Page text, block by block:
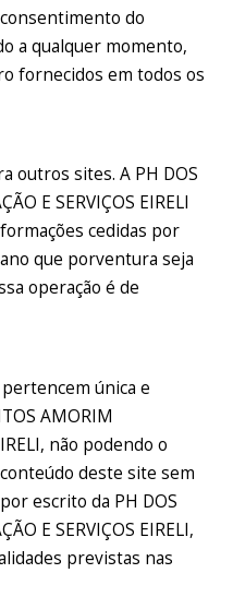
do
a qualquer momento,
fornecidos em todos os
outros sites. A PH DOS
E SERVIÇOS EIRELI
cedidas por
que porventura seja
operação é de
única e
AMORIM
não podendo o
deste site sem
escrito da PH DOS
E SERVIÇOS EIRELI,
previstas nas